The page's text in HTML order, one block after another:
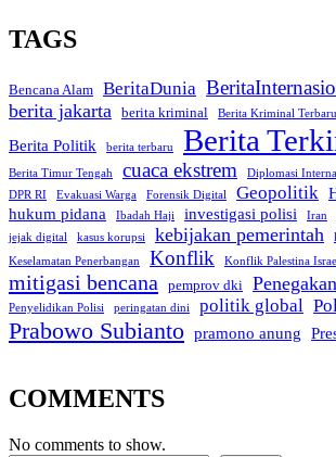
TAGS
Bencana Alam BeritaDunia
berita jakarta berita kriminal Berita Kriminal Terbaru
Berita Politik berita terbaru Berita
Berita Timur Tengah cuaca ekstrem Diplomasi
DPR RI
Evakuasi Warga Forensik Digital Geopolitik
hukum pidana
Ibadah Haji investigasi polisi Iran
jejak digital
kasus korupsi kebijakan pemerintah
Keselamatan Penerbangan
Konflik Konflik Palestina
mitigasi bencana pemprov dki
Penyelidikan Polisi peringatan dini politik global
Prabowo Subianto pramono anung
COMMENTS
No comments to show.